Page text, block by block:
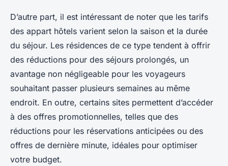
D’autre part, il est intéressant de noter que les tarifs
des appart hôtels varient selon la saison et la durée
du séjour. Les résidences de ce type tendent à offrir
des réductions pour des séjours prolongés, un
avantage non négligeable pour les voyageurs
souhaitant passer plusieurs semaines au même
endroit. En outre, certains sites permettent d’accéder
à des offres promotionnelles, telles que des
réductions pour les réservations anticipées ou des
offres de dernière minute, idéales pour optimiser
votre budget.